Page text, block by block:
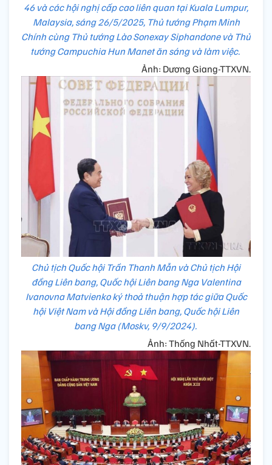
46 và các hội nghị cấp cao liên quan tại Kuala Lumpur,
Malaysia, sáng 26/5/2025, Thủ tướng Phạm Minh
Chính cùng Thủ tướng Lào Sonexay Siphandone và Thủ
tướng Campuchia Hun Manet ăn sáng và làm việc.
Ảnh: Dương Giang-TTXVN.
Chủ tịch Quốc hội Trần Thanh Mẫn và Chủ tịch Hội
đồng Liên bang, Quốc hội Liên bang Nga Valentina
Ivanovna Matvienko ký thoả thuận hợp tác giữa Quốc
hội Việt Nam và Hội đồng Liên bang, Quốc hội Liên
bang Nga (Moskv, 9/9/2024).
Ảnh: Thống Nhất-TTXVN.